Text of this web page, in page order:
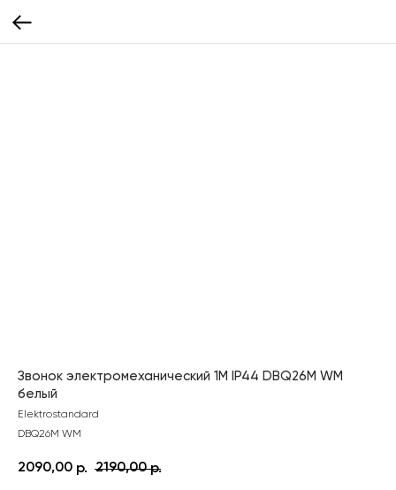
Звонок электромеханический 1M IP44 DBQ26M WM
белый
Elektrostandard
DBQ26M WM
2090,00 р. 2190,00 р.